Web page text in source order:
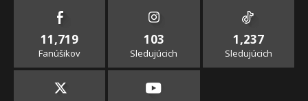
11,719
Fanúšikov
103
Sledujúcich
1,237
Sledujúcich